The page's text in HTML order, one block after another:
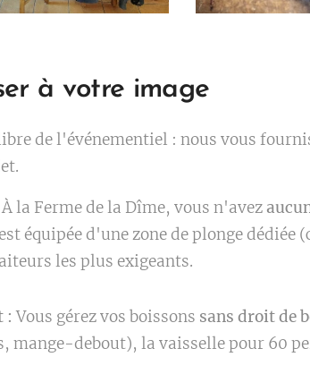
à votre image
de l'événementiel : nous vous
À la Ferme de la Dîme, vous n'avez
équipée d'une zone de plonge dédiée
les plus exigeants.
: Vous gérez vos boissons sans droit de
mange-debout), la vaisselle pour 60